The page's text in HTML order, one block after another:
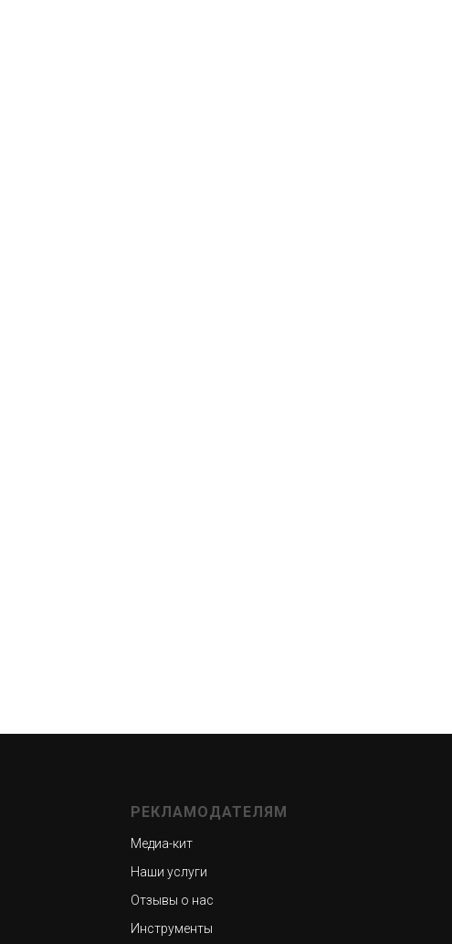
РЕКЛАМОДАТЕЛЯМ
Медиа-кит
Наши услуги
Отзывы о нас
Инструменты